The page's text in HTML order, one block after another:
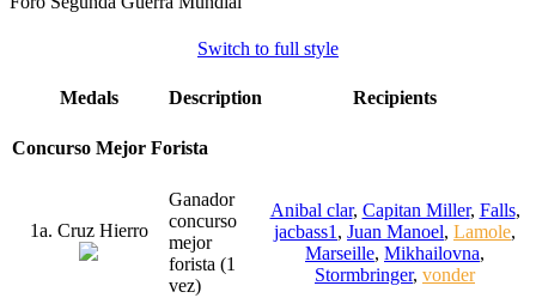
Switch to full style
Medals Description Recipients
Concurso Mejor Forista
1a. Cruz Hierro
Ganador
concurso
mejor
forista (1
vez)
Anibal clar, Capitan Miller, Falls,
jacbass1 , Juan Manoel, Lamole,
Marseille, Mikhailovna,
Stormbringer, vonder